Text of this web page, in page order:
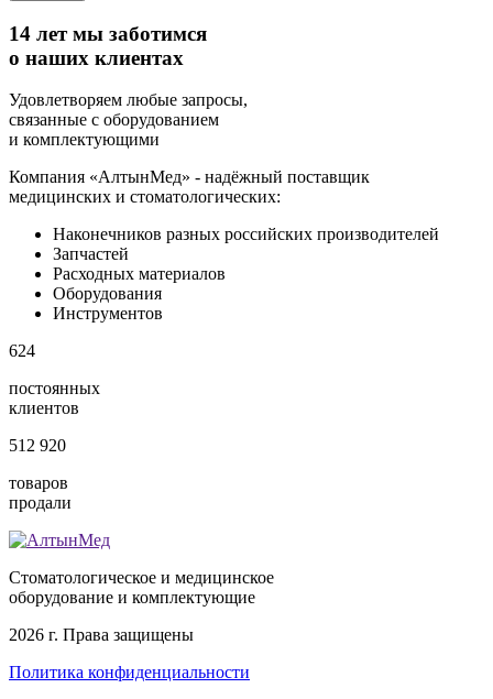
14 лет мы заботимся
о наших клиентах
Удовлетворяем любые запросы,
связанные с оборудованием
и комплектующими
Компания «АлтынМед» - надёжный поставщик
медицинских и стоматологических:
Наконечников разных российских производителей
Запчастей
Расходных материалов
Оборудования
Инструментов
624
постоянных
клиентов
512 920
товаров
продали
Стоматологическое и медицинское
оборудование и комплектующие
2026 г. Права защищены
Политика конфиденциальности